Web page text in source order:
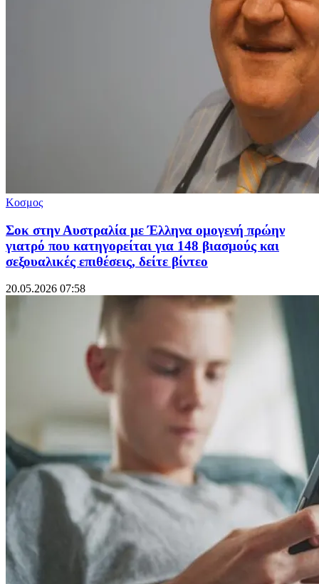
Κοσμος
Σοκ στην Αυστραλία με Έλληνα ομογενή πρώην
γιατρό που κατηγορείται για 148 βιασμούς και
σεξουαλικές επιθέσεις, δείτε βίντεο
20.05.2026 07:58